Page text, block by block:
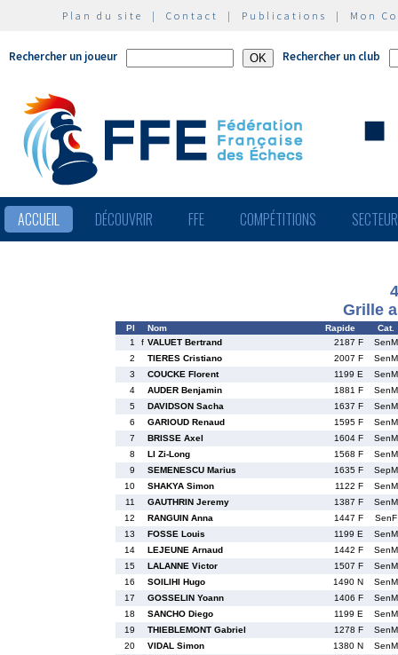
Plan du site | Contact | Publications | Mon
Rechercher un joueur Rechercher un club
ACCUEIL DÉCOUVRIR FFE COMPÉTITIONS
Grille
Pl Nom Rapide
Cat.
1
f VALUET Bertrand 2187 F
SenM
2
TIERES Cristiano 2007 F
SenM
3
COUCKE Florent 1199 E
SenM
4
AUDER Benjamin 1881 F
SenM
5
DAVIDSON Sacha 1637 F
SenM
6
GARIOUD Renaud 1595 F
SenM
7
BRISSE Axel 1604 F
SenM
8
LI Zi-Long 1568 F
SenM
9
SEMENESCU Marius 1635 F
SepM
10
SHAKYA Simon 1122 F
SenM
11
GAUTHRIN Jeremy 1387 F
SenM
12
RANGUIN Anna 1447 F
SenF
13
FOSSE Louis 1199 E
SenM
14
LEJEUNE Arnaud 1442 F
SenM
15
LALANNE Victor 1507 F
SenM
16
SOILIHI Hugo 1490 N
SenM
17
GOSSELIN Yoann 1406 F
SenM
18
SANCHO Diego 1199 E
SenM
19
THIEBLEMONT Gabriel 1278 F
SenM
20
VIDAL Simon 1380 N
SenM